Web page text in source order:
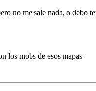
no me sale nada, o debo
los mobs de esos mapas